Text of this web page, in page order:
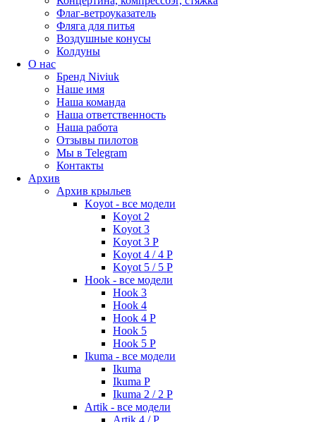
Флаг-ветроуказатель
Фляга для питья
Воздушные конусы
Колдуны
О нас
Бренд Niviuk
Наше имя
Наша команда
Наша ответственность
Наша работа
Отзывы пилотов
Мы в Telegram
Контакты
Архив
Архив крыльев
Koyot - все модели
Koyot 2
Koyot 3
Koyot 3 P
Koyot 4 / 4 P
Koyot 5 / 5 P
Hook - все модели
Hook 3
Hook 4
Hook 4 P
Hook 5
Hook 5 P
Ikuma - все модели
Ikuma
Ikuma P
Ikuma 2 / 2 P
Artik - все модели
Artik 4 / P